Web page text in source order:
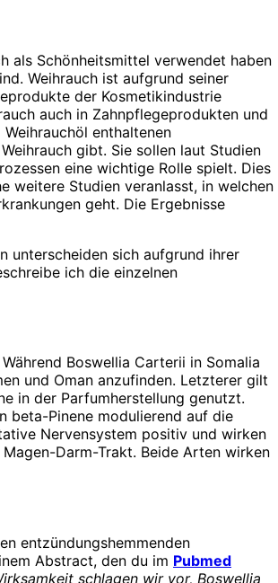
als Schönheitsmittel verwendet haben
Weihrauch ist aufgrund seiner
der Kosmetikindustrie
auch in Zahnpflegeprodukten und
enthaltenen
gibt. Sie sollen laut Studien
eine wichtige Rolle spielt. Dies
weitere Studien veranlasst, in welchen
geht. Die Ergebnisse
unterscheiden sich aufgrund ihrer
ich die einzelnen
Boswellia Carterii in Somalia
und Oman anzufinden. Letzterer gilt
in der Parfumherstellung genutzt.
beta-Pinene modulierend auf die
Nervensystem positiv und wirken
Darm-Trakt. Beide Arten wirken
entzündungshemmenden
Abstract, den du im Pubmed
schlagen wir vor, Boswellia